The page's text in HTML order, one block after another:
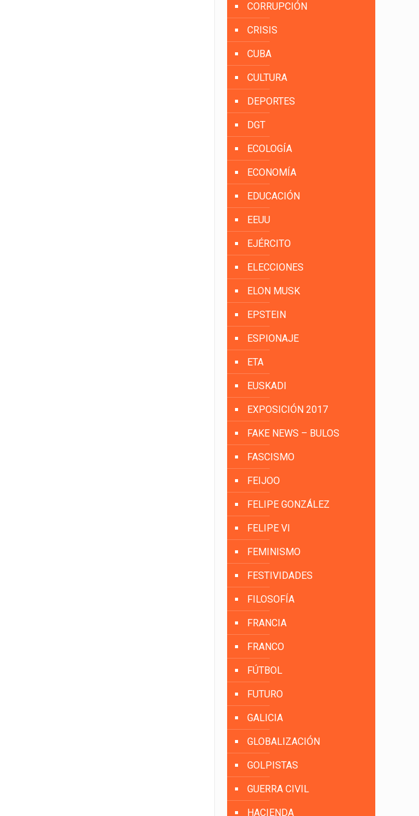
CORRUPCIÓN
CRISIS
CUBA
CULTURA
DEPORTES
DGT
ECOLOGÍA
ECONOMÍA
EDUCACIÓN
EEUU
EJÉRCITO
ELECCIONES
ELON MUSK
EPSTEIN
ESPIONAJE
ETA
EUSKADI
EXPOSICIÓN 2017
FAKE NEWS – BULOS
FASCISMO
FEIJOO
FELIPE GONZÁLEZ
FELIPE VI
FEMINISMO
FESTIVIDADES
FILOSOFÍA
FRANCIA
FRANCO
FÚTBOL
FUTURO
GALICIA
GLOBALIZACIÓN
GOLPISTAS
GUERRA CIVIL
HACIENDA